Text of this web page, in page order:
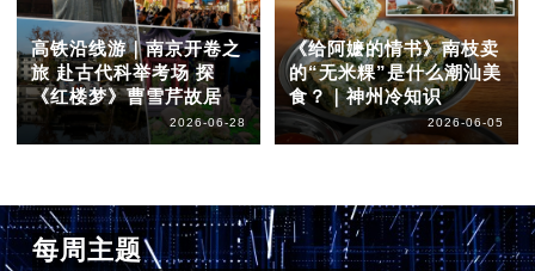
高铁沿线游｜南京开卷之
旅 赴古代科举考场 探
《红楼梦》曹雪芹故居
2026-06-28
《给阿嬷的情书》南枝卖
的“无米粿”是什么潮汕美
食？｜神州冷知识
2026-06-05
每周主题